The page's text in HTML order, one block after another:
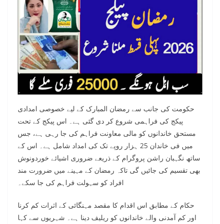
حکومت کی جانب سے رمضان المبارک کے لیے خصوصی امدادی
پیکج کی فراہمی شروع کر دی گئی ہے۔ اس پیکج کے تحت
مستحق خاندانوں کو مالی معاونت فراہم کی جا رہی ہے، جس
میں فی خاندان 25 ہزار روپے تک کی امداد شامل ہے۔ اس کے
ساتھ نگہبان راشن پروگرام کے ذریعے ضروری اشیائے خوردونوش
بھی تقسیم کی جائیں گی تاکہ رمضان کے مہینے میں ضرورت مند
افراد کو سہولت فراہم کی جا سکے۔
حکام کے مطابق اس اقدام کا مقصد مہنگائی کے اثرات کم کرنا
اور کم آمدنی والے خاندانوں کو ریلیف دینا ہے۔ شہریوں سے کہا